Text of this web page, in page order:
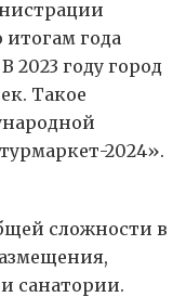
года
2023 году город
Такое
2024».
сложности в
санатории.